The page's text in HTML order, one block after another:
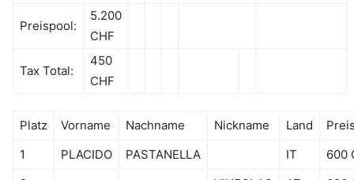
Preispool:
5.200
CHF
Tax Total:
450
CHF
Platz Vorname Nachname Nickname Land
1
PLACIDO PASTANELLA IT
600